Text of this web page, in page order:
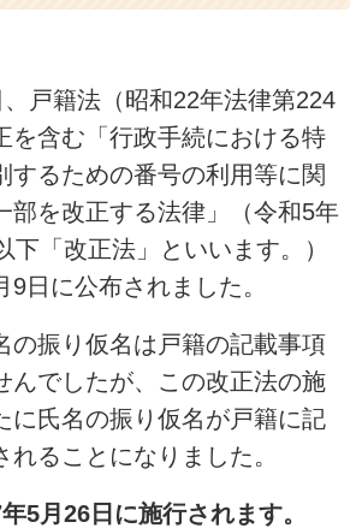
戸籍法（昭和22年法律第224
を含む「行政手続における特
するための番号の利用等に関
部を改正する法律」（令和5年
下「改正法」といいます。）
9日に公布されました。
の振り仮名は戸籍の記載事項
んでしたが、この改正法の施
に氏名の振り仮名が戸籍に記
ることになりました。
5月26日に施行されます。